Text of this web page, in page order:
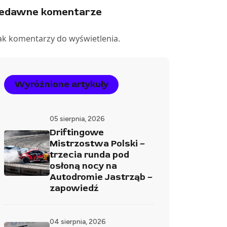
komentarze
komentarzy do wyświetlenia.
Wyróżnione artykuły
05 sierpnia, 2026
Driftingowe
Mistrzostwa Polski –
trzecia runda pod
osłoną nocy na
Autodromie Jastrząb –
zapowiedź
04 sierpnia, 2026